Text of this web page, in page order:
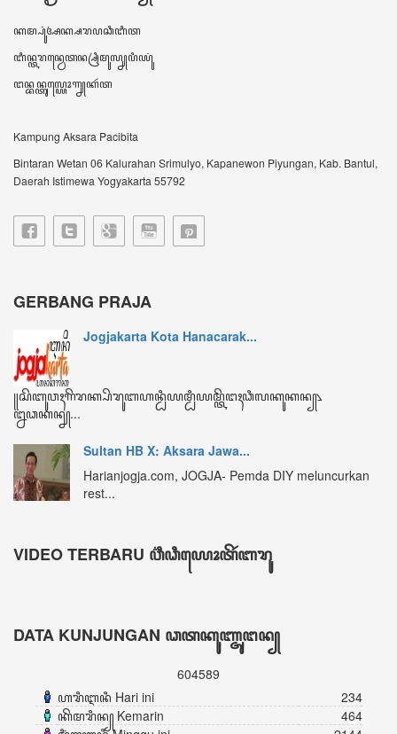
꧋ꦱꦼꦧꦸꦮꦃꦒꦼꦫꦏ꧀ꦥꦼꦫꦸꦧꦲꦤ꧀ꦝꦶꦪꦩ꧀ꦝꦶꦪꦩ꧀ꦠꦼꦔꦃꦣꦶꦭꦏꦸꦏꦤ꧀꧈
ꦊꦣꦏꦤ꧀ꦚ...
Sultan HB X: Aksara Jawa...
VIDEO TERBARU ꦮ꦳ꦶꦣꦶꦪꦺꦴꦠꦼꦂꦧꦫꦸ
ꦏꦼꦩꦫꦶꦤ꧀ Kemarin
ꦩꦶꦁꦒꦸꦆꦤꦶ Minggu ini
ꦧꦸꦭꦤ꧀ꦆꦤꦶ Bulan ini
ꦏꦼꦱꦼꦭꦸꦫꦸꦲꦤ꧀ Keseluruhan
604589